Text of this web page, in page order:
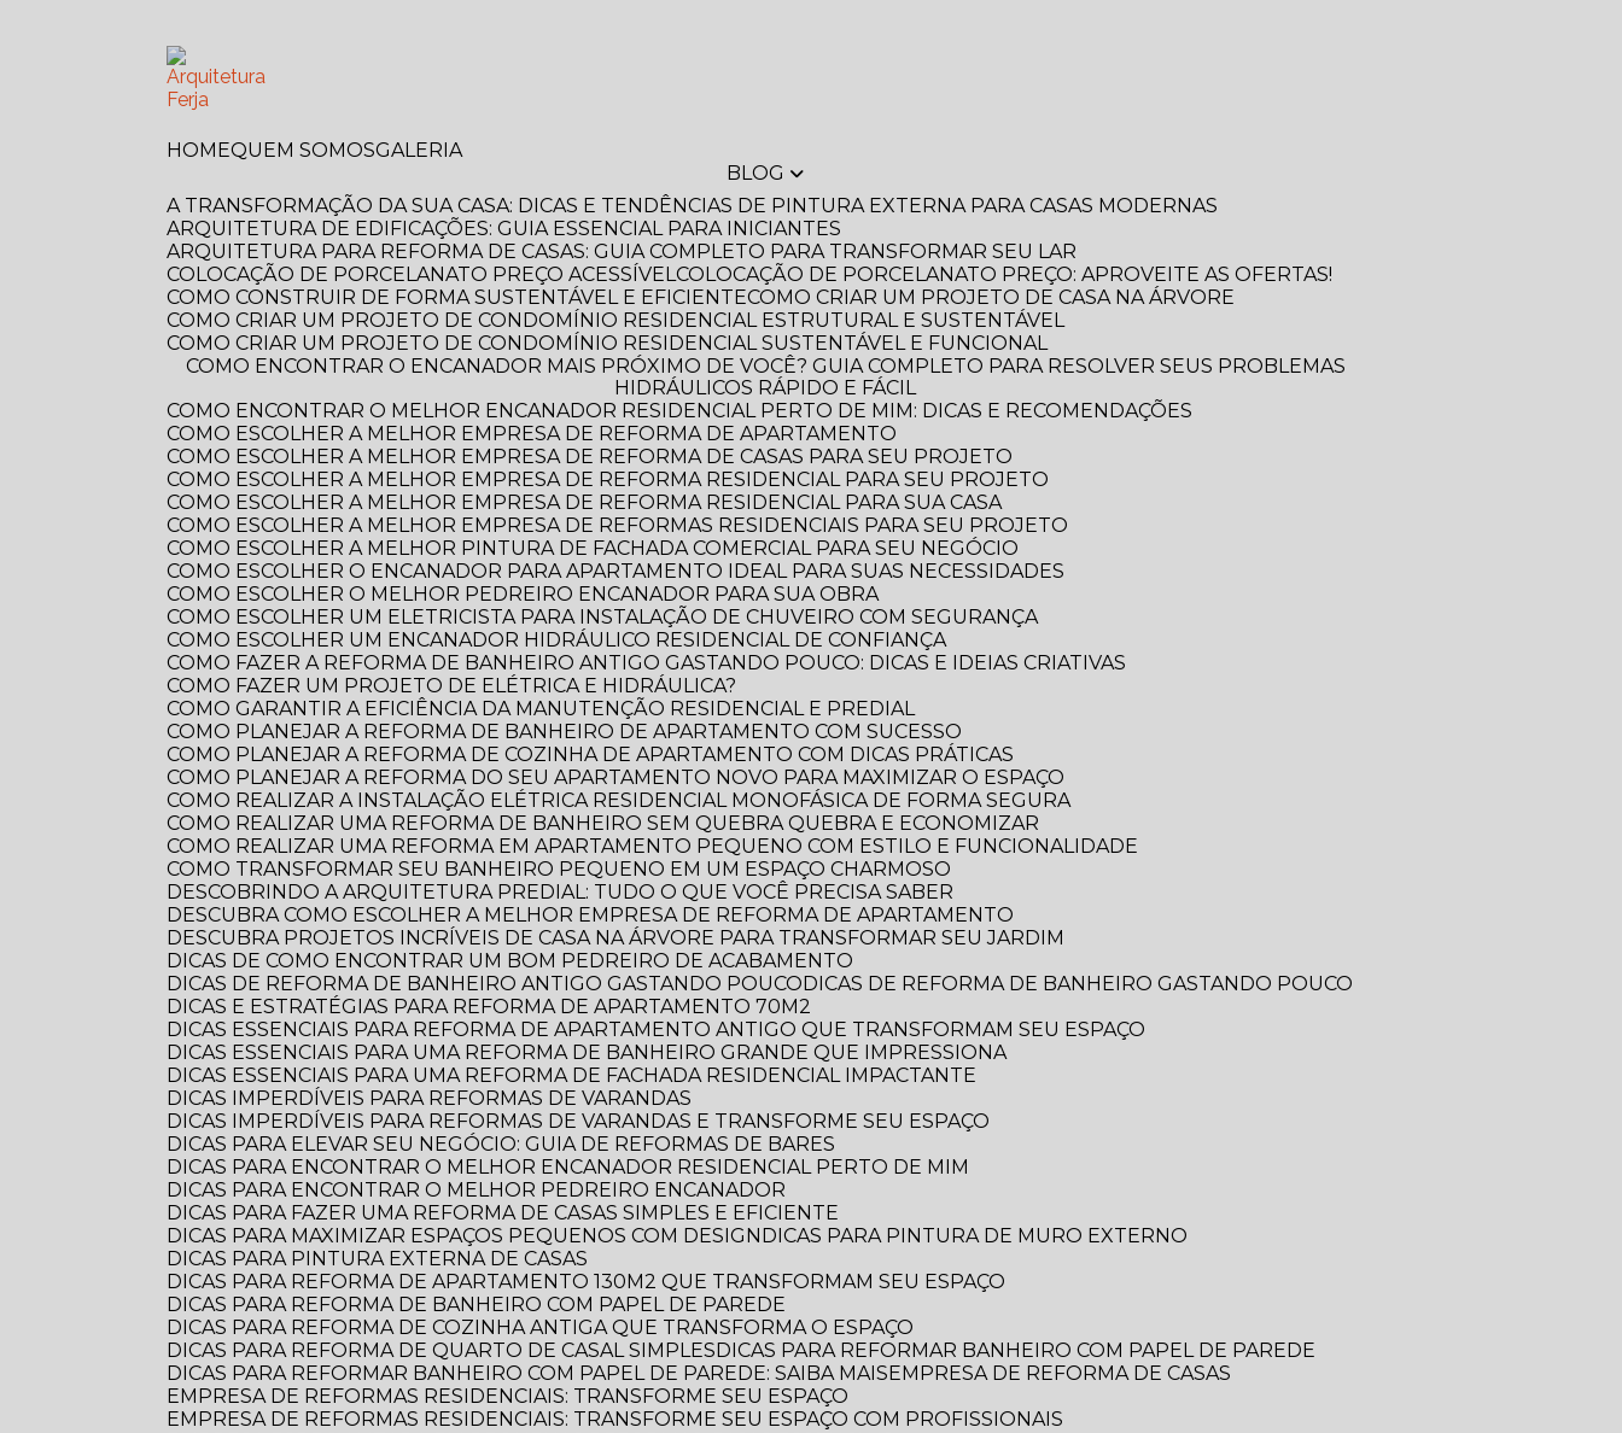
HOME QUEM SOMOS
GALERIA
BLOG
A TRANSFORMAÇÃO DA SUA CASA: DICAS E TENDÊNCIAS DE PINTURA EXTERNA PARA CASAS MODERNAS
ARQUITETURA DE EDIFICAÇÕES: GUIA ESSENCIAL PARA INICIANTES
ARQUITETURA PARA REFORMA DE CASAS: GUIA COMPLETO PARA TRANSFORMAR SEU LAR
COLOCAÇÃO DE PORCELANATO PREÇO ACESSÍVEL COLOCAÇÃO DE PORCELANATO PREÇO: APROVEITE AS OFERTAS!
COMO CONSTRUIR DE FORMA SUSTENTÁVEL E EFICIENTE COMO CRIAR UM PROJETO DE CASA NA ÁRVORE
COMO CRIAR UM PROJETO DE CONDOMÍNIO RESIDENCIAL ESTRUTURAL E SUSTENTÁVEL
COMO CRIAR UM PROJETO DE CONDOMÍNIO RESIDENCIAL SUSTENTÁVEL E FUNCIONAL
COMO ENCONTRAR O ENCANADOR MAIS PRÓXIMO DE VOCÊ? GUIA COMPLETO PARA RESOLVER SEUS PROBLEMAS
HIDRÁULICOS RÁPIDO E FÁCIL
COMO ENCONTRAR O MELHOR ENCANADOR RESIDENCIAL PERTO DE MIM: DICAS E RECOMENDAÇÕES
COMO ESCOLHER A MELHOR EMPRESA DE REFORMA DE APARTAMENTO
COMO ESCOLHER A MELHOR EMPRESA DE REFORMA DE CASAS PARA SEU PROJETO
COMO ESCOLHER A MELHOR EMPRESA DE REFORMA RESIDENCIAL PARA SEU PROJETO
COMO ESCOLHER A MELHOR EMPRESA DE REFORMA RESIDENCIAL PARA SUA CASA
COMO ESCOLHER A MELHOR EMPRESA DE REFORMAS RESIDENCIAIS PARA SEU PROJETO
COMO ESCOLHER A MELHOR PINTURA DE FACHADA COMERCIAL PARA SEU NEGÓCIO
COMO ESCOLHER O ENCANADOR PARA APARTAMENTO IDEAL PARA SUAS NECESSIDADES
COMO ESCOLHER O MELHOR PEDREIRO ENCANADOR PARA SUA OBRA
COMO ESCOLHER UM ELETRICISTA PARA INSTALAÇÃO DE CHUVEIRO COM SEGURANÇA
COMO ESCOLHER UM ENCANADOR HIDRÁULICO RESIDENCIAL DE CONFIANÇA
COMO FAZER A REFORMA DE BANHEIRO ANTIGO GASTANDO POUCO: DICAS E IDEIAS CRIATIVAS
COMO FAZER UM PROJETO DE ELÉTRICA E HIDRÁULICA?
COMO GARANTIR A EFICIÊNCIA DA MANUTENÇÃO RESIDENCIAL E PREDIAL
COMO PLANEJAR A REFORMA DE BANHEIRO DE APARTAMENTO COM SUCESSO
COMO PLANEJAR A REFORMA DE COZINHA DE APARTAMENTO COM DICAS PRÁTICAS
COMO PLANEJAR A REFORMA DO SEU APARTAMENTO NOVO PARA MAXIMIZAR O ESPAÇO
COMO REALIZAR A INSTALAÇÃO ELÉTRICA RESIDENCIAL MONOFÁSICA DE FORMA SEGURA
COMO REALIZAR UMA REFORMA DE BANHEIRO SEM QUEBRA QUEBRA E ECONOMIZAR
COMO REALIZAR UMA REFORMA EM APARTAMENTO PEQUENO COM ESTILO E FUNCIONALIDADE
COMO TRANSFORMAR SEU BANHEIRO PEQUENO EM UM ESPAÇO CHARMOSO
DESCOBRINDO A ARQUITETURA PREDIAL: TUDO O QUE VOCÊ PRECISA SABER
DESCUBRA COMO ESCOLHER A MELHOR EMPRESA DE REFORMA DE APARTAMENTO
DESCUBRA PROJETOS INCRÍVEIS DE CASA NA ÁRVORE PARA TRANSFORMAR SEU JARDIM
DICAS DE COMO ENCONTRAR UM BOM PEDREIRO DE ACABAMENTO
DICAS DE REFORMA DE BANHEIRO ANTIGO GASTANDO POUCO
DICAS DE REFORMA DE BANHEIRO GASTANDO POUCO
DICAS E ESTRATÉGIAS PARA REFORMA DE APARTAMENTO 70M2
DICAS ESSENCIAIS PARA REFORMA DE APARTAMENTO ANTIGO QUE TRANSFORMAM SEU ESPAÇO
DICAS ESSENCIAIS PARA UMA REFORMA DE BANHEIRO GRANDE QUE IMPRESSIONA
DICAS ESSENCIAIS PARA UMA REFORMA DE FACHADA RESIDENCIAL IMPACTANTE
DICAS IMPERDÍVEIS PARA REFORMAS DE VARANDAS
DICAS IMPERDÍVEIS PARA REFORMAS DE VARANDAS E TRANSFORME SEU ESPAÇO
DICAS PARA ELEVAR SEU NEGÓCIO: GUIA DE REFORMAS DE BARES
DICAS PARA ENCONTRAR O MELHOR ENCANADOR RESIDENCIAL PERTO DE MIM
DICAS PARA ENCONTRAR O MELHOR PEDREIRO ENCANADOR
DICAS PARA FAZER UMA REFORMA DE CASAS SIMPLES E EFICIENTE
DICAS PARA MAXIMIZAR ESPAÇOS PEQUENOS COM DESIGN
DICAS PARA PINTURA DE MURO EXTERNO
DICAS PARA PINTURA EXTERNA DE CASAS
DICAS PARA REFORMA DE APARTAMENTO 130M2 QUE TRANSFORMAM SEU ESPAÇO
DICAS PARA REFORMA DE BANHEIRO COM PAPEL DE PAREDE
DICAS PARA REFORMA DE COZINHA ANTIGA QUE TRANSFORMA O ESPAÇO
DICAS PARA REFORMA DE QUARTO DE CASAL SIMPLES
DICAS PARA REFORMAR BANHEIRO COM PAPEL DE PAREDE
DICAS PARA REFORMAR BANHEIRO COM PAPEL DE PAREDE: SAIBA MAIS
EMPRESA DE REFORMA DE CASAS
EMPRESA DE REFORMAS RESIDENCIAIS: TRANSFORME SEU ESPAÇO
EMPRESA DE REFORMAS RESIDENCIAIS: TRANSFORME SEU ESPAÇO COM PROFISSIONAIS